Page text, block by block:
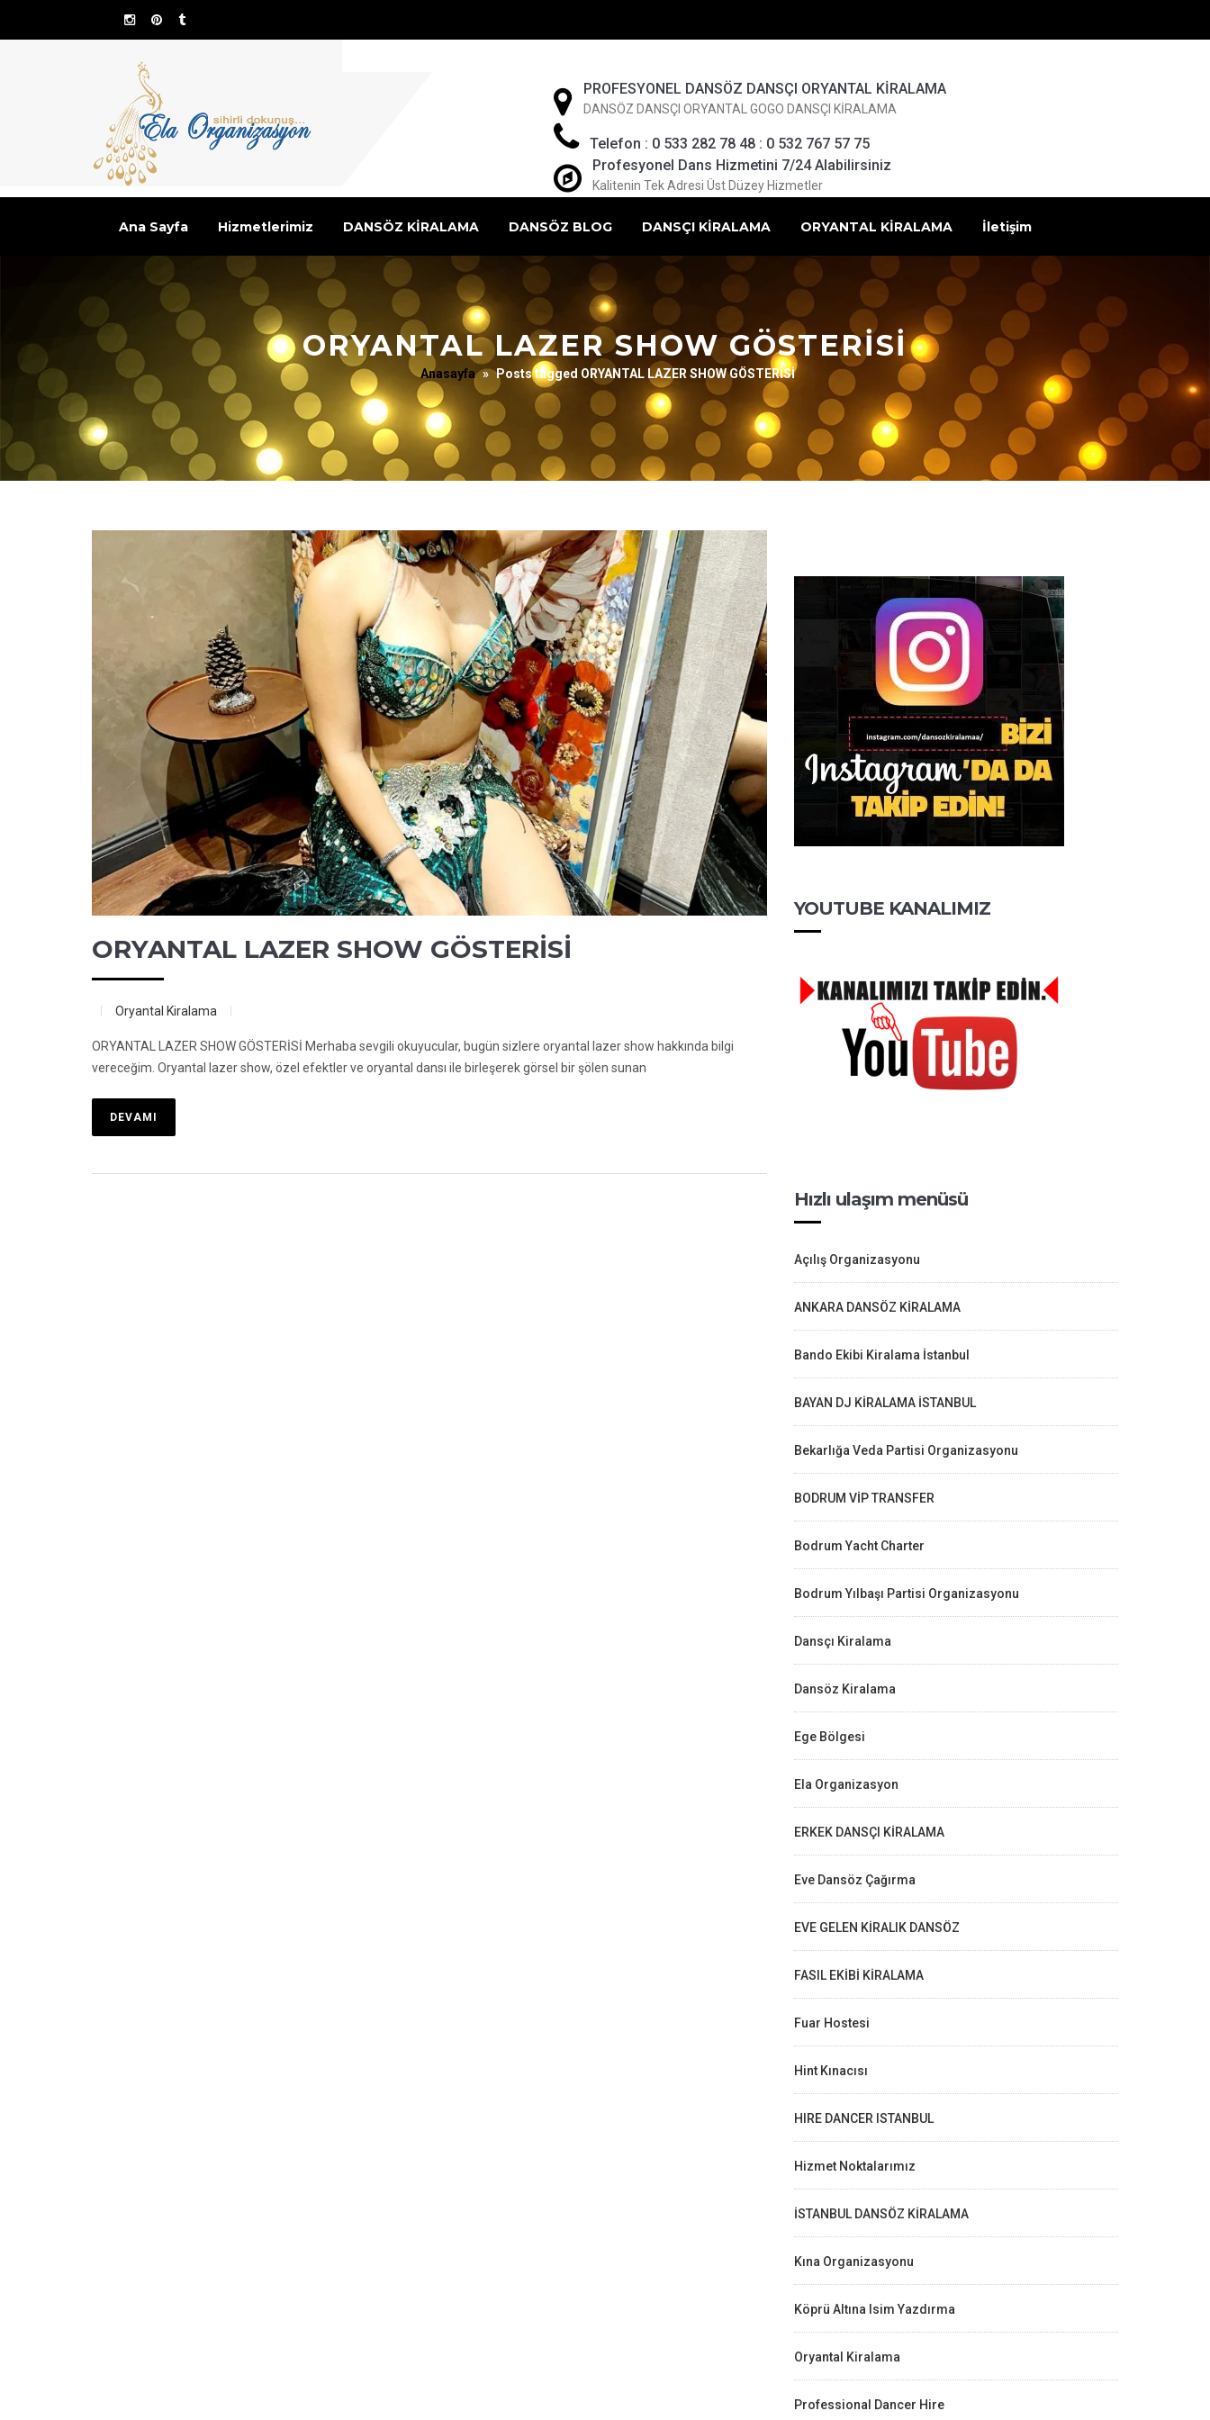
PROFESYONEL DANSÖZ DANSÇI ORYANTAL KİRALAMA
DANSÖZ DANSÇI ORYANTAL GOGO DANSÇI KİRALAMA
Telefon : 0 533 282 78 48 : 0 532 767 57 75
Profesyonel Dans Hizmetini 7/24 Alabilirsiniz
Kalitenin Tek Adresi Üst Düzey Hizmetler
Ana Sayfa Hizmetlerimiz DANSÖZ KİRALAMA DANSÖZ BLOG DANSÇI KİRALAMA ORYANTAL KİRALAMA İletişim
ORYANTAL LAZER SHOW GÖSTERİSİ
Anasayfa » Posts tagged ORYANTAL LAZER SHOW GÖSTERİSİ
ORYANTAL LAZER SHOW GÖSTERİSİ
Oryantal Kiralama
ORYANTAL LAZER SHOW GÖSTERİSİ Merhaba sevgili okuyucular, bugün sizlere oryantal lazer show hakkında bilgi
vereceğim. Oryantal lazer show, özel efektler ve oryantal dansı ile birleşerek görsel bir şölen sunan
DEVAMI
YOUTUBE KANALIMIZ
Hızlı ulaşım menüsü
Açılış Organizasyonu
ANKARA DANSÖZ KİRALAMA
Bando Ekibi Kiralama İstanbul
BAYAN DJ KİRALAMA İSTANBUL
Bekarlığa Veda Partisi Organizasyonu
BODRUM VİP TRANSFER
Bodrum Yacht Charter
Bodrum Yılbaşı Partisi Organizasyonu
Dansçı Kiralama
Dansöz Kiralama
Ege Bölgesi
Ela Organizasyon
ERKEK DANSÇI KİRALAMA
Eve Dansöz Çağırma
EVE GELEN KİRALIK DANSÖZ
FASIL EKİBİ KİRALAMA
Fuar Hostesi
Hint Kınacısı
HIRE DANCER ISTANBUL
Hizmet Noktalarımız
İSTANBUL DANSÖZ KİRALAMA
Kına Organizasyonu
Köprü Altına Isim Yazdırma
Oryantal Kiralama
Professional Dancer Hire